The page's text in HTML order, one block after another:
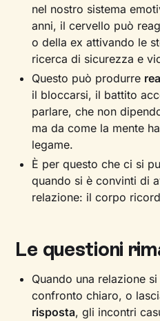
nel nostro sistema
anni, il cervello può
o della ex attivando le
ricerca di sicurezza e
Questo può produrre
il bloccarsi, il battito
parlare, che non
ma da come la mente
legame.
È per questo che ci si
quando si è convinti di
relazione: il corpo
Le questioni
Quando una relazione
confronto chiaro, o
risposta, gli incontri